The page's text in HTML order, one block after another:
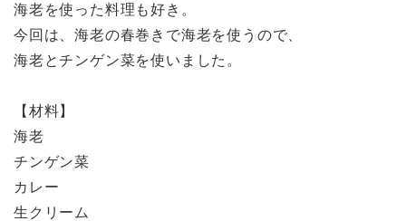
海老を使った料理も好き。
今回は、海老の春巻きで海老を使うので、
海老とチンゲン菜を使いました。
【材料】
海老
チンゲン菜
カレー
生クリーム